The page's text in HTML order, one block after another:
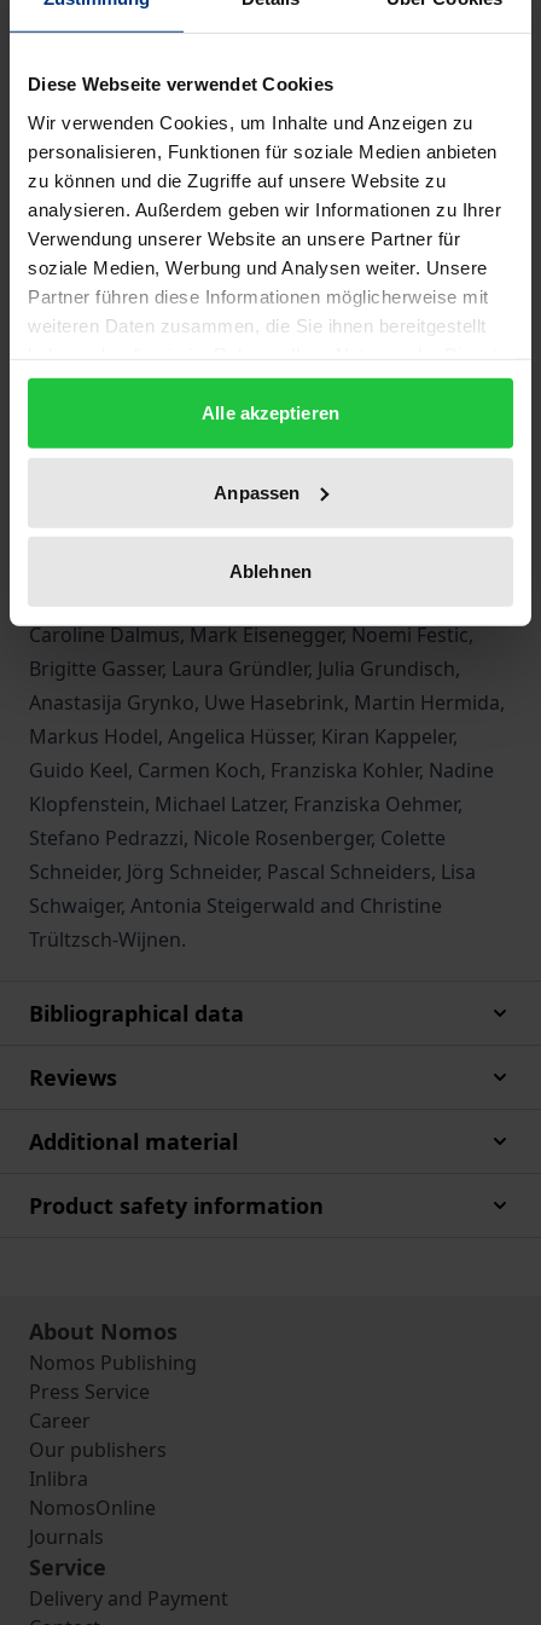
Diese Webseite verwendet Cookies
Wir verwenden Cookies, um Inhalte und Anzeigen zu
personalisieren, Funktionen für soziale Medien anbieten
zu können und die Zugriffe auf unsere Website zu
analysieren. Außerdem geben wir Informationen zu Ihrer
Verwendung unserer Website an unsere Partner für
soziale Medien, Werbung und Analysen weiter. Unsere
Partner führen diese Informationen möglicherweise mit
weiteren Daten zusammen, die Sie ihnen bereitgestellt
gesammelt haben.
Alle akzeptieren
Anpassen
Ablehnen
beyond the traditional understanding of media
competence. At the same time, very different
meanings are attributed to the term. This book
brings together 14 contributions on different
dimensions of media literacy: in addition to
definitions of terms, it addresses media and
information literacy in dealing with journalistic
content; it discusses media literacy in the contexts of
aspects of media literacy. These contributions build
a bridge between the findings of media and
communication research, educational science and
the concept of media literacy.
With contributions by
Othmar Baeriswyl, Davide Cino, Urs Dahinden,
Caroline Dalmus, Mark Eisenegger, Noemi Festic,
Brigitte Gasser, Laura Gründler, Julia Grundisch,
Anastasija Grynko, Uwe Hasebrink, Martin Hermida,
Markus Hodel, Angelica Hüsser, Kiran Kappeler,
Guido Keel, Carmen Koch, Franziska Kohler, Nadine
Klopfenstein, Michael Latzer, Franziska Oehmer,
Stefano Pedrazzi, Nicole Rosenberger, Colette
Schneider, Jörg Schneider, Pascal Schneiders, Lisa
Schwaiger, Antonia Steigerwald and Christine
Trültzsch-Wijnen.
Bibliographical data
Reviews
Additional material
Product safety information
About Nomos
Nomos Publishing
Press Service
Career
Our publishers
Inlibra
NomosOnline
Journals
Service
Delivery and Payment